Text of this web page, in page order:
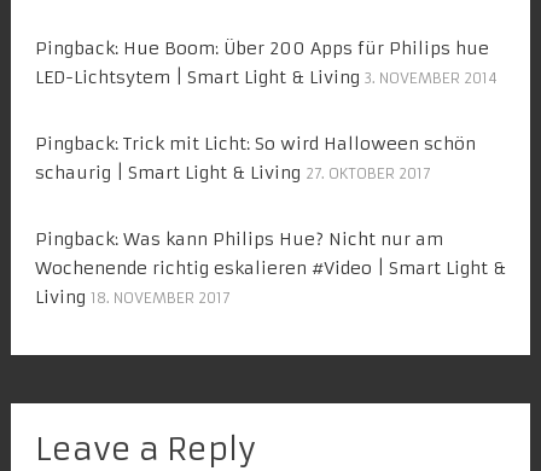
Pingback: Hue Boom: Über 200 Apps für Philips hue
LED-Lichtsytem | Smart Light & Living 3. NOVEMBER 2014
Pingback: Trick mit Licht: So wird Halloween schön
schaurig | Smart Light & Living 27. OKTOBER 2017
Pingback: Was kann Philips Hue? Nicht nur am
Wochenende richtig eskalieren #Video | Smart Light &
Living 18. NOVEMBER 2017
Leave a Reply